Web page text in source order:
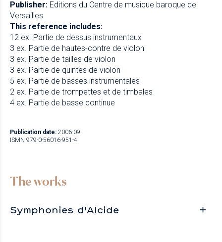
Publisher: Editions du Centre de musique baroque de
Versailles
This reference includes:
12 ex. Partie de dessus instrumentaux
3 ex. Partie de hautes-contre de violon
3 ex. Partie de tailles de violon
3 ex. Partie de quintes de violon
5 ex. Partie de basses instrumentales
2 ex. Partie de trompettes et de timbales
4 ex. Partie de basse continue
Publication date: 2006-09
ISMN 979-0-56016-951-4
The works
Symphonies d'Alcide